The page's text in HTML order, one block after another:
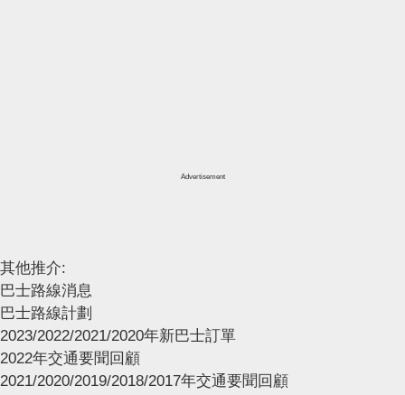
Advertisement
其他推介:
巴士路線消息
巴士路線計劃
2023/2022/2021/2020年新巴士訂單
2022年交通要聞回顧
2021/2020/2019/2018/2017年交通要聞回顧